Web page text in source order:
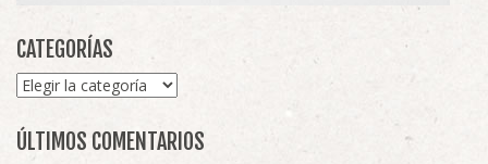
CATEGORÍAS
Categorías
ÚLTIMOS COMENTARIOS